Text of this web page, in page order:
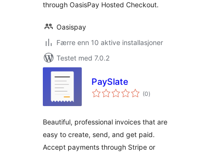
through OasisPay Hosted Checkout.
Oasispay
Færre enn 10 aktive installasjoner
Testet med 7.0.2
PaySlate
(0totale
vurderinger
)
Beautiful, professional invoices that are
easy to create, send, and get paid.
Accept payments through Stripe or